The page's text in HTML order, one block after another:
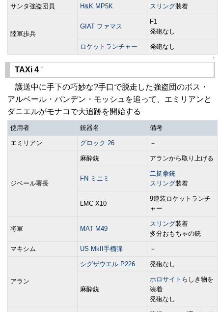
サンタ強盗団員 H&K MP5K スリング装着
陸軍歩兵
GIAT ファマス
F1
発砲なし
ロケットランチャー 発砲なし
↑
TAXi 4 †
護送中に手下の巧妙な?手口で脱走した強盗団のボス・
アルベール・パンデン・モッシュを追って、エミリアンと
ダニエルがモナコで大追跡を開始する
使用者 銃器名 備考
エミリアン グロック 26 －
ジベール署長
麻酔銃 アランから取り上げる
FN ミニミ
二挺拳銃
スリング装着
LMC-X10
9連装ロケットランチ
ャー
将軍 MAT M49
スリング装着
多分おもちゃの銃
マキシム US MkII手榴弾 －
アラン
シグザウエル P226 発砲なし
麻酔銃
ホロサイト らしき物を
装着
発砲なし